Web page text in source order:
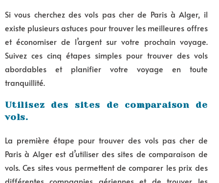
Si vous cherchez des vols pas cher de Paris à Alger, il
existe plusieurs astuces pour trouver les meilleures offres
et économiser de l’argent sur votre prochain voyage.
Suivez ces cinq étapes simples pour trouver des vols
abordables et planifier votre voyage en toute
tranquillité.
Utilisez des sites de comparaison de
vols.
La première étape pour trouver des vols pas cher de
Paris à Alger est d’utiliser des sites de comparaison de
vols. Ces sites vous permettent de comparer les prix des